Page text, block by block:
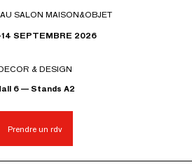
SALON MAISON&OBJET
14 SEPTEMBRE 2026
& DESIGN
6 — Stands A2
Prendre un rdv